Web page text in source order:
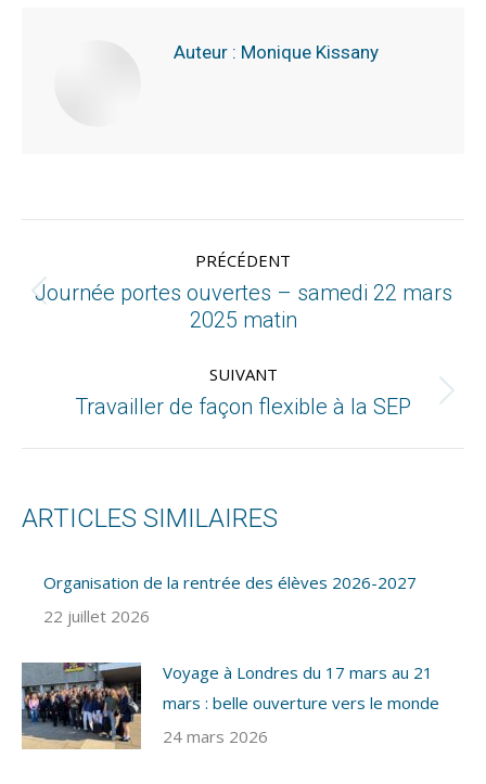
Auteur : Monique Kissany
PRÉCÉDENT
Journée portes ouvertes – samedi 22 mars
2025 matin
SUIVANT
Travailler de façon flexible à la SEP
ARTICLES SIMILAIRES
Organisation de la rentrée des élèves 2026-2027
22 juillet 2026
Voyage à Londres du 17 mars au 21
mars : belle ouverture vers le monde
24 mars 2026